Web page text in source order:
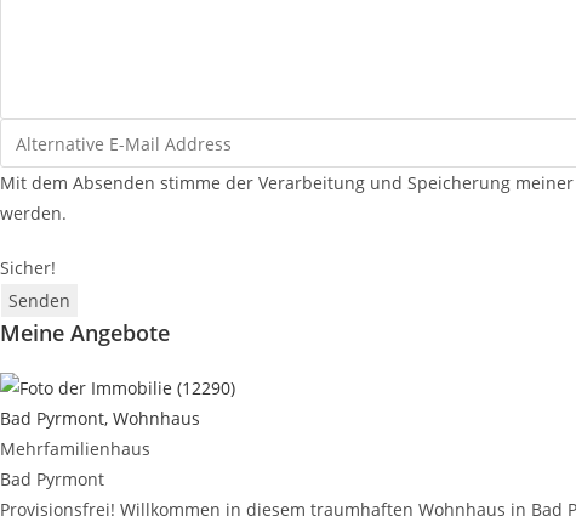
Mit dem Absenden stimme der Verarbeitung und Speicherung
werden.
Sicher!
Senden
Meine Angebote
Bad Pyrmont, Wohnhaus
Mehrfamilienhaus
Bad Pyrmont
Provisionsfrei! Willkommen in diesem traumhaften Wohnhaus in Bad